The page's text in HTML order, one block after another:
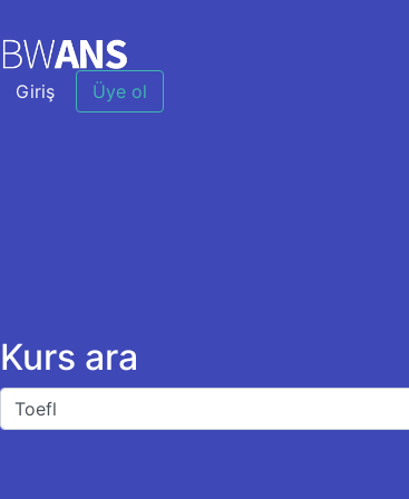
Giriş
Üye ol
Kurs ara